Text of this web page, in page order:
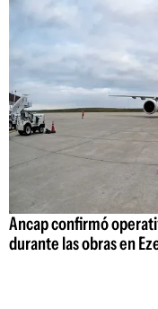
Ancap confirmó
durante las obras en